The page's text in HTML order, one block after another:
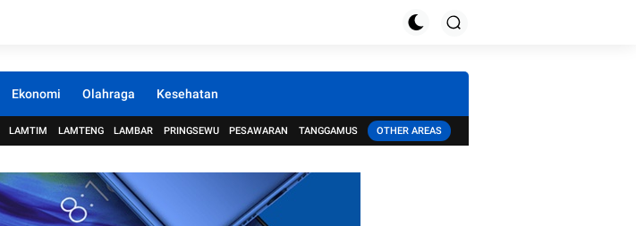
Ekonomi Olahraga Kesehatan
LAMTIM LAMTENG LAMBAR PRINGSEWU PESAWARAN TANGGAMUS OTHER AREAS